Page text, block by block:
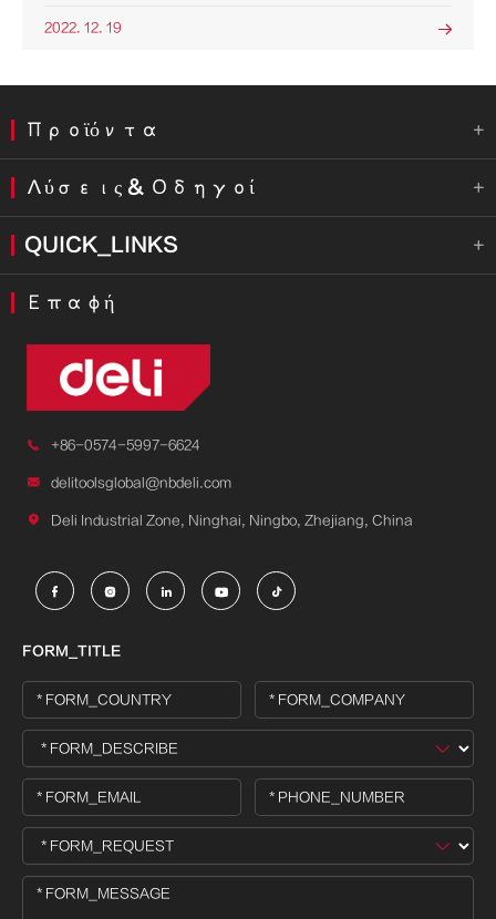
2022. 12. 19 
Προϊόντα 
Λύσεις & Οδηγοί 
QUICK_LINKS 
Επαφή
 +86-0574-5997-6624
 delitoolsglobal@nbdeli.com
 Deli Industrial Zone, Ninghai, Ningbo, Zhejiang, China
    
FORM_TITLE